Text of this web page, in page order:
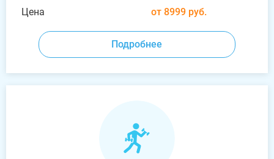
Цена
от 8999 руб.
Подробнее